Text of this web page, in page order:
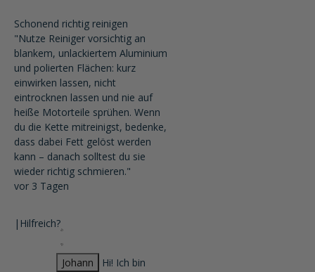
Schonend richtig reinigen
"Nutze Reiniger vorsichtig an
blankem, unlackiertem Aluminium
und polierten Flächen: kurz
einwirken lassen, nicht
eintrocknen lassen und nie auf
heiße Motorteile sprühen. Wenn
du die Kette mitreinigst, bedenke,
dass dabei Fett gelöst werden
kann – danach solltest du sie
wieder richtig schmieren."
vor 3 Tagen
| Hilfreich?
Johann
Hi! Ich bin